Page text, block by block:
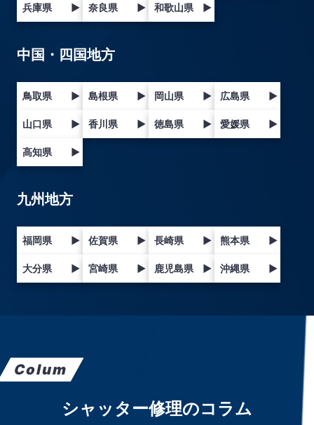
兵庫県 ▶ 奈良県 ▶ 和歌山県 ▶
中国・四国地方
鳥取県 ▶ 島根県 ▶ 岡山県 ▶ 広島県 ▶
山口県 ▶ 香川県 ▶ 徳島県 ▶ 愛媛県 ▶
高知県 ▶
九州地方
福岡県 ▶ 佐賀県 ▶ 長崎県 ▶ 熊本県 ▶
大分県 ▶ 宮崎県 ▶ 鹿児島県 ▶ 沖縄県 ▶
Colum
シャッター修理のコラム